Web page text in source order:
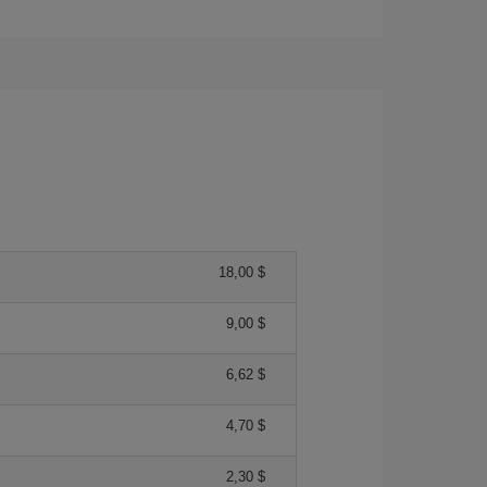
18,00 $
9,00 $
6,62 $
4,70 $
2,30 $